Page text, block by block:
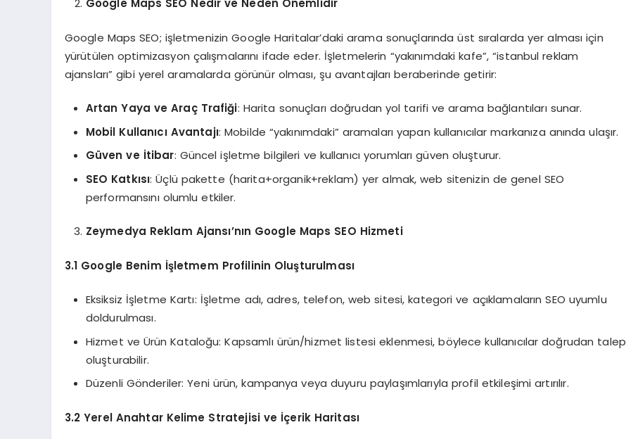
Google Maps SEO Nedir ve Neden Önemlidir
Google Maps SEO; işletmenizin Google Haritalar’daki arama sonuçlarında üst sıralarda yer alması için
yürütülen optimizasyon çalışmalarını ifade eder. İşletmelerin “yakınımdaki kafe”, “istanbul reklam
ajansları” gibi yerel aramalarda görünür olması, şu avantajları beraberinde getirir:
Artan Yaya ve Araç Trafiği: Harita sonuçları doğrudan yol tarifi ve arama bağlantıları sunar.
Mobil Kullanıcı Avantajı: Mobilde “yakınımdaki” aramaları yapan kullanıcılar markanıza anında ulaşır.
Güven ve İtibar: Güncel işletme bilgileri ve kullanıcı yorumları güven oluşturur.
SEO Katkısı: Üçlü pakette (harita+organik+reklam) yer almak, web sitenizin de genel SEO
performansını olumlu etkiler.
Zeymedya Reklam Ajansı’nın Google Maps SEO Hizmeti
3.1 Google Benim İşletmem Profilinin Oluşturulması
Eksiksiz İşletme Kartı: İşletme adı, adres, telefon, web sitesi, kategori ve açıklamaların SEO uyumlu
doldurulması.
Hizmet ve Ürün Kataloğu: Kapsamlı ürün/hizmet listesi eklenmesi, böylece kullanıcılar doğrudan talep
oluşturabilir.
Düzenli Gönderiler: Yeni ürün, kampanya veya duyuru paylaşımlarıyla profil etkileşimi artırılır.
3.2 Yerel Anahtar Kelime Stratejisi ve İçerik Haritası